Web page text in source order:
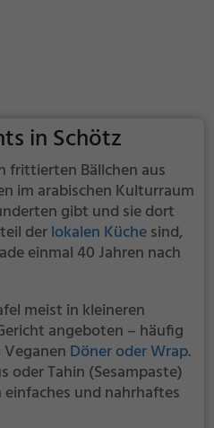
in Schötz
frittierten Bällchen aus
im arabischen Kulturraum
gibt und sie dort
derlokalen Küchesind,
einmal 40 Jahren nach
meist in kleineren
angeboten – häufig
Döner oder Wrap.
oder Tahin (Sesampaste)
und nahrhaftes